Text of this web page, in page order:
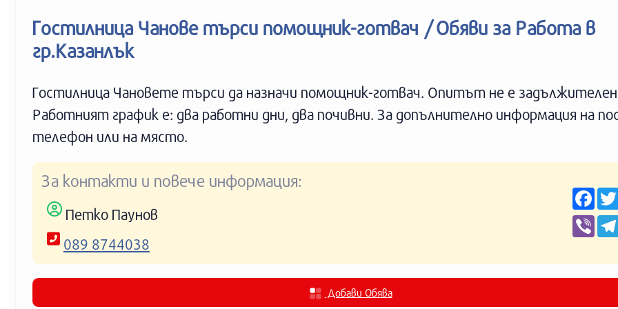
b
o
o
k
t
e
r
e
r
e
s
r
g
r
s
A
Гостилница Чанове търси помощник-готвач / Обяви за Работа в
гр.Казанлък
Гостилница Чановете търси да назначи помощник-готвач. Опитът не е
Работният график е: два работни дни, два почивни. За допълнително информация на
телефон или на място.
За контакти и повече информация:
Петко Паунов
089 8744038
F
c
b
V
r
Добави Обява